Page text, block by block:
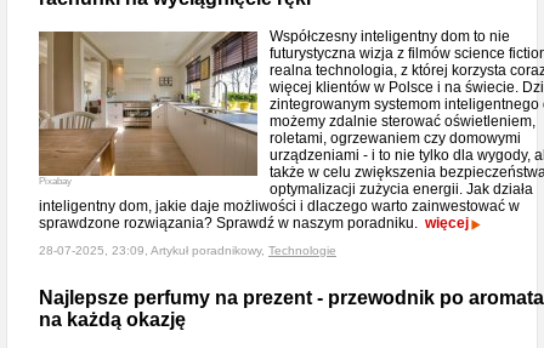
Pixabay
Współczesny inteligentny dom to nie
futurystyczna wizja z filmów science
realna technologia, z której korzysta
więcej klientów w Polsce i na świecie.
zintegrowanym systemom inteligentnego
możemy zdalnie sterować oświetleniem,
roletami, ogrzewaniem czy domowymi
urządzeniami - i to nie tylko dla wygody,
także w celu zwiększenia
optymalizacji zużycia energii. Jak działa
inteligentny dom, jakie daje możliwości i dlaczego warto zainwestować w
sprawdzone rozwiązania? Sprawdź w naszym poradniku. więcej
28-07-2025, 23:09, Artykuł poradnikowy, Technologie
Najlepsze perfumy na prezent - przewodnik po
na każdą okazję